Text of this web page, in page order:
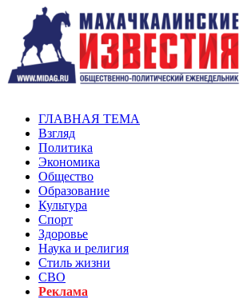
ГЛАВНАЯ ТЕМА
Взгляд
Политика
Экономика
Общество
Образование
Культура
Спорт
Здоровье
Наука и религия
Стиль жизни
СВО
Реклама